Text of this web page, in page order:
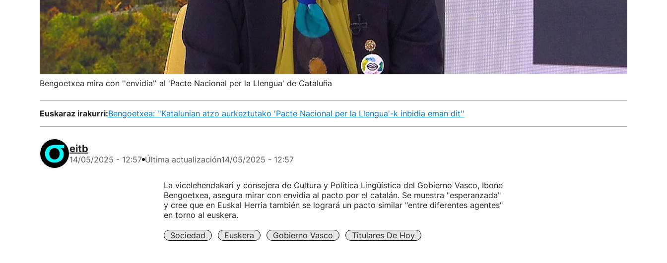
Bengoetxea mira con ''envidia'' al 'Pacte Nacional per la Llengua' de Cataluña
Euskaraz irakurri:Bengoetxea: ''Katalunian atzo aurkeztutako 'Pacte Nacional per la Llengua'-k inbidia eman dit''
eitb
14/05/2025 - 12:57 Última actualización14/05/2025 - 12:57
La vicelehendakari y consejera de Cultura y Política Lingüística del Gobierno Vasco, Ibone
Bengoetxea, asegura mirar con envidia al pacto por el catalán. Se muestra "esperanzada"
y cree que en Euskal Herria también se logrará un pacto similar "entre diferentes agentes"
en torno al euskera.
Sociedad Euskera Gobierno Vasco Titulares De Hoy